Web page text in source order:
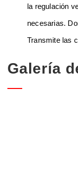
la regulación
necesarias.
Transmite las
Galería